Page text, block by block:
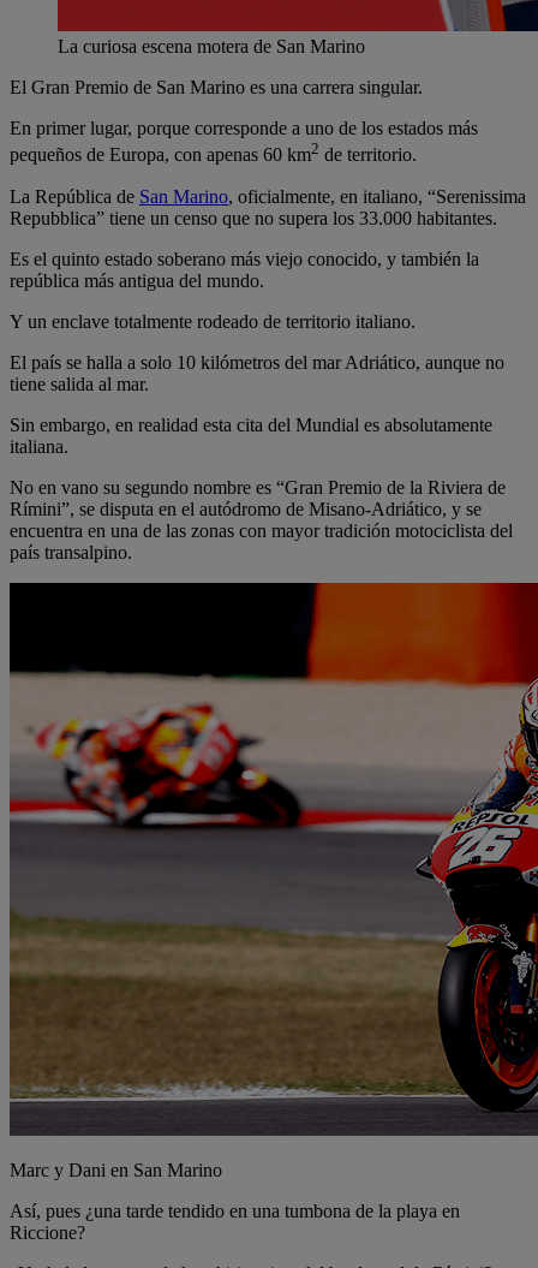
La curiosa escena motera de San Marino
El Gran Premio de San Marino es una carrera singular.
En primer lugar, porque corresponde a uno de los estados más
pequeños de Europa, con apenas 60 km2 de territorio.
La República de San Marino, oficialmente, en italiano, “Serenissima
Repubblica” tiene un censo que no supera los 33.000 habitantes.
Es el quinto estado soberano más viejo conocido, y también la
república más antigua del mundo. ​
Y un enclave totalmente​ rodeado de territorio italiano.
El país se halla a solo 10 kilómetros del mar Adriático, aunque no
tiene salida al mar.
Sin embargo, en realidad esta cita del Mundial es absolutamente
italiana.
No en vano su segundo nombre es “Gran Premio de la Riviera de
Rímini”, se disputa en el autódromo de Misano-Adriático, y se
encuentra en una de las zonas con mayor tradición motociclista del
país transalpino.
Marc y Dani en San Marino
Así, pues ¿una tarde tendido en una tumbona de la playa en
Riccione?